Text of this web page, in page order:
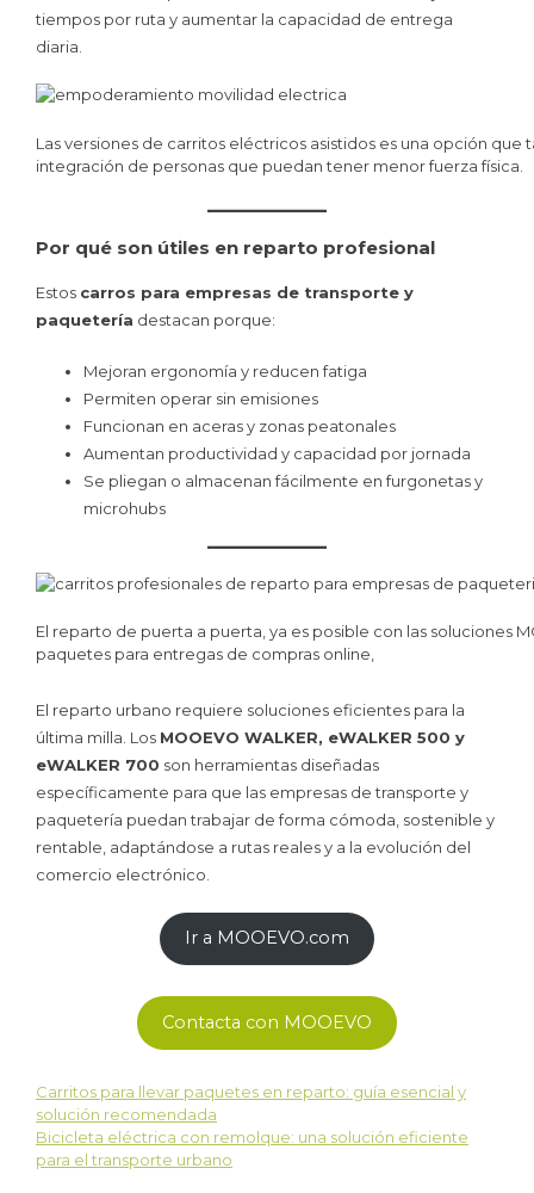
tiempos por ruta y aumentar la capacidad de entrega
diaria.
Las versiones de carritos eléctricos asistidos es una opción
integración de personas que puedan tener menor fuerza física.
Por qué son útiles en reparto profesional
Estos carros para empresas de transporte y
paquetería destacan porque:
Mejoran ergonomía y reducen fatiga
Permiten operar sin emisiones
Funcionan en aceras y zonas peatonales
Aumentan productividad y capacidad por jornada
Se pliegan o almacenan fácilmente en furgonetas y
microhubs
El reparto de puerta a puerta, ya es posible con las soluciones
paquetes para entregas de compras online,
El reparto urbano requiere soluciones eficientes para la
última milla. Los MOOEVO WALKER, eWALKER 500 y
eWALKER 700 son herramientas diseñadas
específicamente para que las empresas de transporte y
paquetería puedan trabajar de forma cómoda, sostenible y
rentable, adaptándose a rutas reales y a la evolución del
comercio electrónico.
Ir a MOOEVO.com
Contacta con MOOEVO
Carritos para llevar paquetes en reparto: guía esencial y
solución recomendada
Bicicleta eléctrica con remolque: una solución eficiente
para el transporte urbano